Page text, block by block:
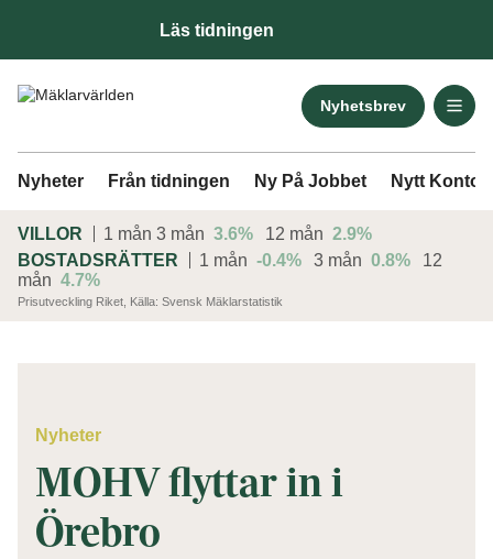
Läs tidningen
Nyhetsbrev
Nyheter Från tidningen Ny På Jobbet Nytt Kontor
VILLOR 1 mån 3 mån 3.6% 12 mån 2.9%
BOSTADSRÄTTER
1 mån -0.4% 3 mån 0.8%
12
mån 4.7%
Prisutveckling Riket, Källa: Svensk Mäklarstatistik
ANNONS
Nyheter
MOHV flyttar in i
Örebro